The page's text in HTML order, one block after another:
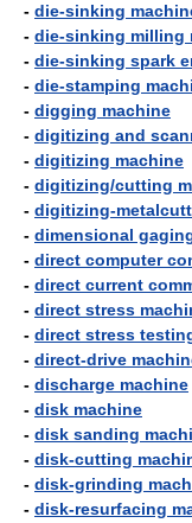
- die-sinking
- die-sinking milling
- die-sinking spark
- die-stamping
- digging machine
- digitizing and
- digitizing machine
- digitizing/cutting
- digitizing-
- dimensional
- direct computer
- direct current
- direct stress
- direct stress
- direct-drive
- discharge machine
- disk machine
- disk sanding
- disk-cutting
- disk-grinding
- disk-resurfacing